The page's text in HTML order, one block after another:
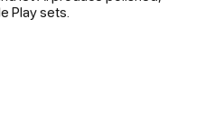
Play sets.